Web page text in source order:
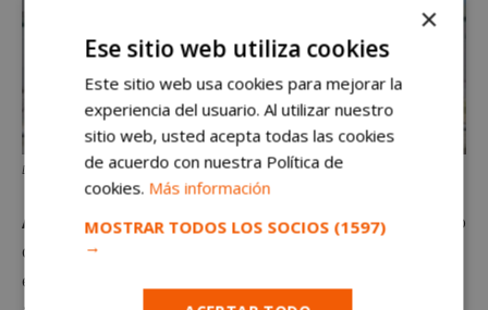
Descubre la tradición del Pan de Muerto en Alcorcón con Ana’s Sugar Bake
Ana’s Sugar Bakeha logrado que cada pan de muerto
cuente una historia. Su
evoca los altares mexicanos, y su
×
Ese sitio web utiliza cookies
Este sitio web usa cookies para mejorar la
experiencia del usuario. Al utilizar nuestro
sitio web, usted acepta todas las cookies
de acuerdo con nuestra Política de
cookies. Más información
MOSTRAR TODOS LOS SOCIOS (1597)
→